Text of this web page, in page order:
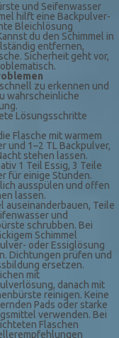
und Seifenwasser
hilft eine Backpulver-
Bleichlösung
du den Schimmel in
entfernen,
Sicherheit geht vor,
zu erkennen und
wahrscheinliche
Lösungsschritte
Flasche mit warmem
und 1–2 TL Backpulver,
stehen lassen.
1 Teil Essig, 3 Teile
für einige Stunden.
ausspülen und offen
lassen.
auseinanderbauen, Teile
und
schrubben. Bei
Schimmel
oder Essiglösung
Dichtungen prüfen und
ersetzen.
mit
danach mit
reinigen. Keine
Pads oder starke
verwenden. Bei
Flaschen